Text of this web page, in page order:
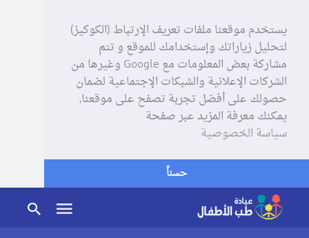
يستخدم موقعنا ملفات تعريف الإرتباط (الكوكيز)
لتحليل زياراتك وإستخدامك للموقع و تتم
مشاركة بعض المعلومات مع Google وغيرها من
الشركات الإعلانية والشبكات الإجتماعية لضمان
حصولك على أفضل تجربة تصفح على موقعنا,
يمكنك معرفة المزيد عبر صفحة
سياسة الخصوصية
حسناً